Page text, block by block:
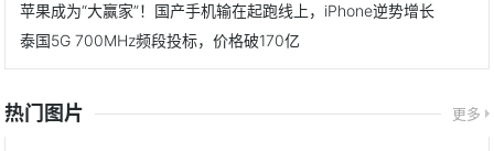
苹果成为“大赢家”！国产手机输在起跑线上，iPhone逆势增长
泰国5G 700MHz频段投标，价格破170亿
热门图片 更多